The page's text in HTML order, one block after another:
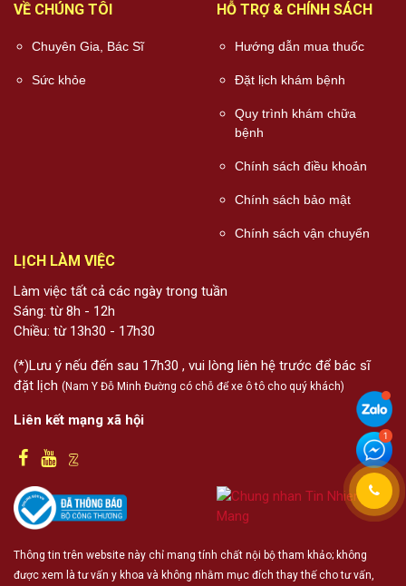
VỀ CHÚNG TÔI
Chuyên Gia, Bác Sĩ
Sức khỏe
HỖ TRỢ & CHÍNH SÁCH
Hướng dẫn mua thuốc
Đặt lịch khám bệnh
Quy trình khám chữa
bệnh
Chính sách điều khoản
Chính sách bảo mật
Chính sách vận chuyển
LỊCH LÀM VIỆC
Làm việc tất cả các ngày trong tuần
Sáng: từ 8h - 12h
Chiều: từ 13h30 - 17h30
(*)Lưu ý nếu đến sau 17h30 , vui lòng liên hệ trước để bác sĩ
đặt lịch (Nam Y Đỗ Minh Đường có chỗ để xe ô tô cho quý khách)
Liên kết mạng xã hội
Thông tin trên website này chỉ mang tính chất nội bộ tham khảo; không
được xem là tư vấn y khoa và không nhằm mục đích thay thế cho tư vấn,